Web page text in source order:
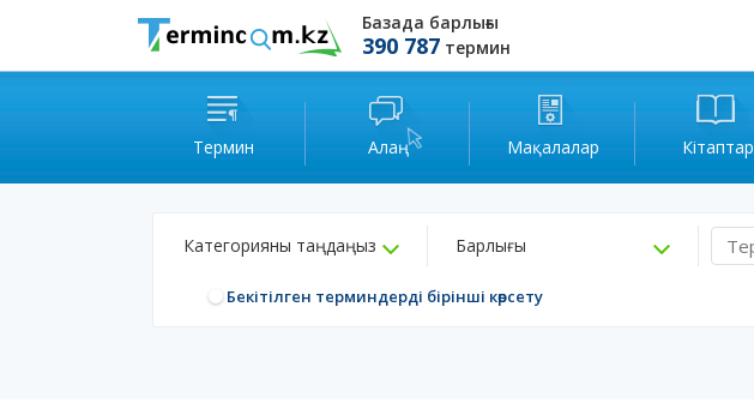
Базада барлығы
390 787 термин
Термин Алаң Мақалалар Кітаптар
Категорияны таңдаңыз Барлығы
Бекітілген терминдерді бірінші көрсету